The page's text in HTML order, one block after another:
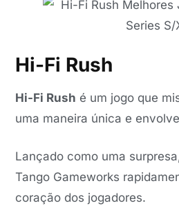
Hi-Fi Rush
Hi-Fi Rush é um jogo que
uma maneira única e
Lançado como uma
Tango Gameworks
coração dos jogadores.